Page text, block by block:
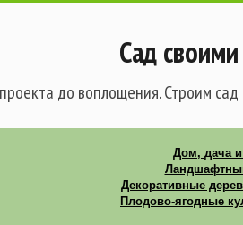
Сад
до воплощения. Строим
Дом, дача и
Декоративные
Плодово-ягодные